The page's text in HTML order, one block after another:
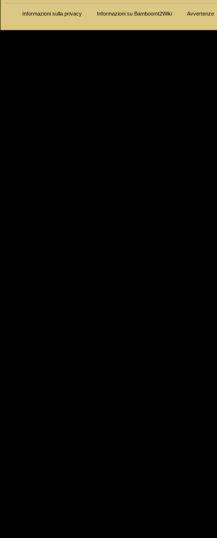
Informazioni sulla privacy Informazioni su Bamboomt2Wiki Avvertenze